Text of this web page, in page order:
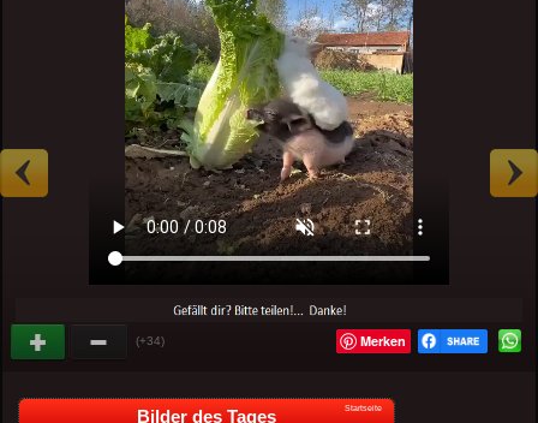
(+34) Merken
Bilder des Tages Startseite